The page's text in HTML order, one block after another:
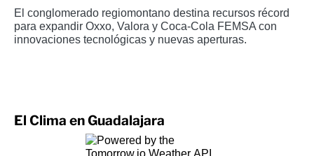
El conglomerado regiomontano destina recursos récord
para expandir Oxxo, Valora y Coca-Cola FEMSA con
innovaciones tecnológicas y nuevas aperturas.
El Clima en Guadalajara